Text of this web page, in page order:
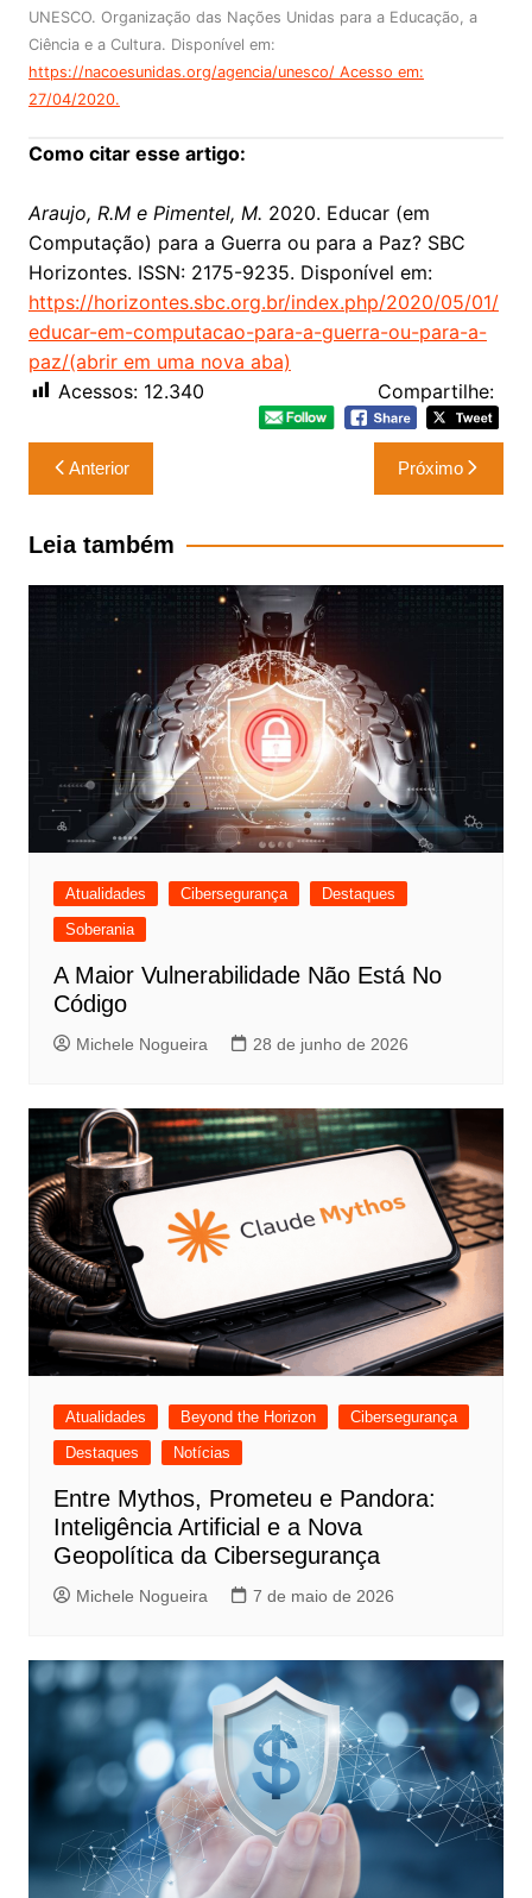
UNESCO. Organização das Nações Unidas para a Educação, a
Ciência e a Cultura. Disponível em:
https://nacoesunidas.org/agencia/unesco/ Acesso em:
27/04/2020.
Como citar esse artigo:
Araujo, R.M e Pimentel, M. 2020. Educar (em
Computação) para a Guerra ou para a Paz? SBC
Horizontes. ISSN: 2175-9235. Disponível em:
https://horizontes.sbc.org.br/index.php/2020/05/01/
educar-em-computacao-para-a-guerra-ou-para-a-
paz/(abrir em uma nova aba)
Compartilhe:
Acessos: 12.340
Navegação
de
Post
Anterior Próximo
Leia também
Atualidades Cibersegurança
Destaques
Soberania
A Maior Vulnerabilidade Não Está No
Código
Michele Nogueira 28 de junho de 2026
Atualidades Beyond the Horizon
Cibersegurança
Destaques
Notícias
Entre Mythos, Prometeu e Pandora:
Inteligência Artificial e a Nova
Geopolítica da Cibersegurança
Michele Nogueira 7 de maio de 2026